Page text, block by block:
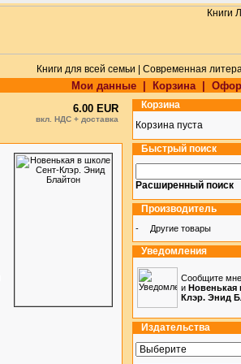
Книги для всей семьи | Современная
Мои данные Корзина|
6.00 EUR
вкл. НДС + доставка
Корзина
Корзина пуста
Быстрый поиск
Расширенный поиск
Производитель
- Другие товары
Уведомления
Сообщите
и Новенькая
Клэр. Энид
Издательства